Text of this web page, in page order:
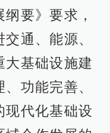
纲要》要求，
通、能源、
大基础设施建
功能完善、
现代化基础设